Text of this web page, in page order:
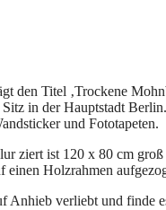
den Titel ‚Trockene
Sitz in der Hauptstadt
und Fototapeten.
ziert ist 120 x 80 cm
einen Holzrahmen
verliebt und finde